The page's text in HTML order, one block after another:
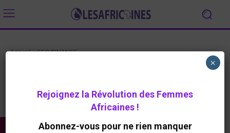
Accueil ECO/FINANCE
Banques / Assurance Entrepreneuriat FinTech
Rejoignez la Révolution des Femmes
Africaines !
Abonnez-vous pour ne rien manquer
×